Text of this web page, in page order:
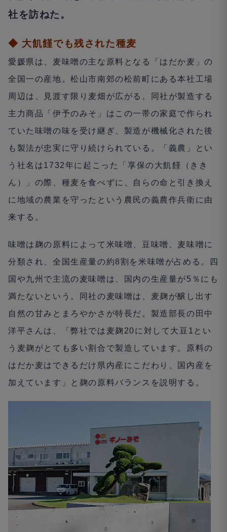
社を訪ねた。
◆ 大飢饉でも残された種麦
愛媛県は、麦味噌の主な原料となる「はだか麦」の
全国一の産地。松山市南郊の松前町にある本社工場
周辺は、見渡す限り麦畑が広がる。同社が製造する
主力商品「伊予のみそ」はこの一帯の家庭で作られ
ていた味噌の味を受け継ぎ、製造が機械化された後
も製法が忠実に守り続けられている。「義農」とい
う社名は1732年に起こった「享保の大飢饉（きき
ん）」の際、種麦を食べずに、自らの命と引き換え
に地域の農業を守ったという農民の義農作兵衛に由
来する。
味噌は麹の原料によって米味噌、豆味噌、麦味噌に
分類され、全国生産量の約8割を米味噌が占める。四
国や九州で主流の麦味噌は、国内の生産量が5％にも
満たないという。同社の麦味噌は、麦麹が醸し出す
自然の甘みとまろやかさが特長だ。製造部長の田中
洋平さんは、「弊社では麦麹20に対して大豆1とい
う麦麹がとても多い割合で製造しています。原料の
はだか麦はできるだけ県内産にこだわり、国内産を
加えています」と麹の原料バランスを説明する。